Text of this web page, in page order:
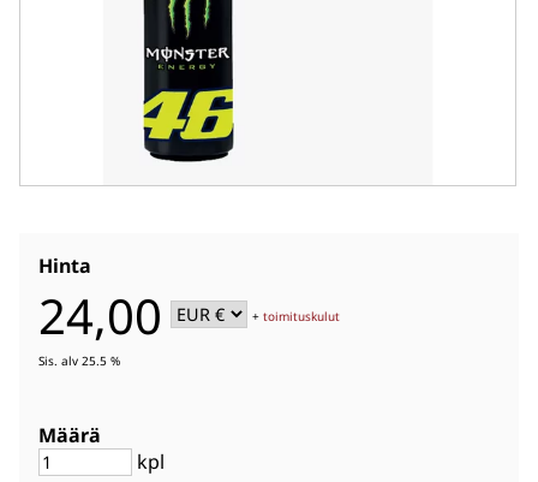
Hinta
24,00 +toimituskulut
Sis. alv 25.5 %
Määrä
kpl